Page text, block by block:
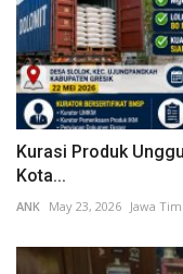
Kurasi Produk
Kota...
ANK May 23, 2026 Jawa